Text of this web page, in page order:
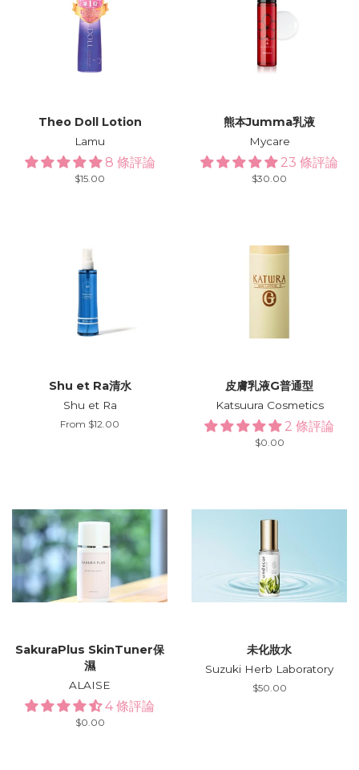
Theo Doll Lotion
Lamu
8 條評論
Regular
$15.00
熊本Jumma乳液
Mycare
23 條評論
Regular
$30.00
Shu et Ra清水
Shu et Ra
From $12.00
皮膚乳液G普通型
Katsuura Cosmetics
2 條評論
Regular
$0.00
SakuraPlus SkinTuner保
濕
ALAISE
4 條評論
Regular
$0.00
未化妝水
Suzuki Herb Laboratory
Regular
$50.00